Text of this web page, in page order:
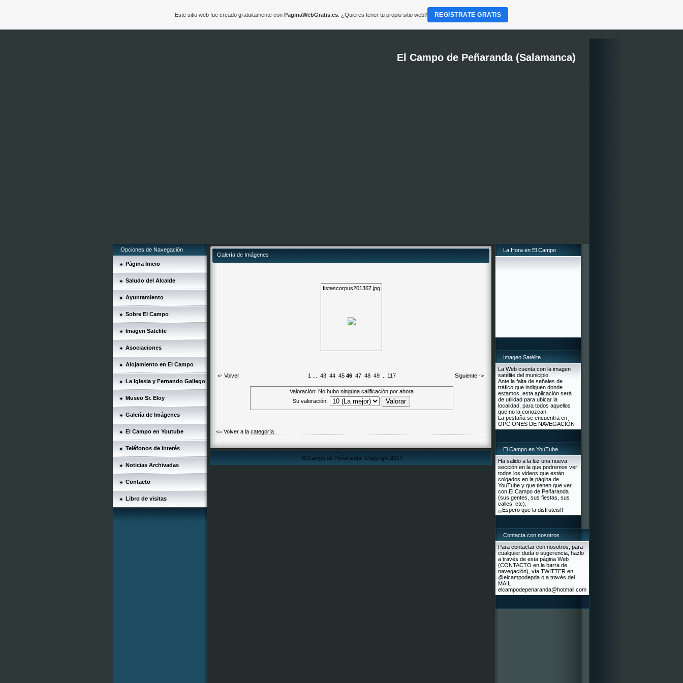
El Campo de Peñaranda (Salamanca)
Opciones de Navegación
Página Inicio
Saludo del Alcalde
Ayuntamiento
Sobre El Campo
Imagen Satelite
Asociaciones
Alojamiento en El Campo
La Iglesia y Fernando Gallego
Museo Sr. Eloy
Galería de Imágenes
El Campo en Youtube
Teléfonos de Interés
Noticias Archivadas
Contacto
Libro de visitas
Galería de Imágenes
fistascorpus201367.jpg
<- Volver 1 43 44 45 46 47 48 49 117 Siguiente ->
Valoración: No hubo ningúna calificación por ahora
Su valoración:
<= Volver a la categoría
El Campo de Peñaranda -Copyright 2017-
La Hora en El Campo
Imagen Satélite
La Web cuenta con la imagen
satélite del municipio.
Ante la falta de señales de
tráfico que indiquen donde
estamos, esta aplicación será
de utilidad para ubicar la
localidad, para todos aquellos
que no la conozcan.
La pestaña se encuentra en
OPCIONES DE NAVEGACIÓN
El Campo en YouTube
Ha salido a la luz una nueva
sección en la que podremos ver
todos los videos que están
colgados en la página de
YouTube y que tienen que ver
con El Campo de Peñaranda
(sus gentes, sus fiestas, sus
calles, etc).
¡¡Espero que la disfruteis!!
Contacta con nosotros
Para contactar con nosotros, para
cualquier duda o sugerencia, hazlo
a través de esta página Web
(CONTACTO en la barra de
navegación), vía TWITTER en
@elcampodepda o a través del
MAIL
elcampodepenaranda@hotmail.com
Este sitio web fue creado gratuitamente con PaginaWebGratis.es. ¿Quieres tener tu propio sitio web? REGÍSTRATE GRATIS